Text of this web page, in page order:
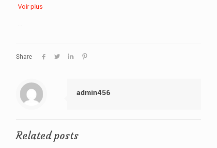
Voir plus
…
Share
admin456
Related posts